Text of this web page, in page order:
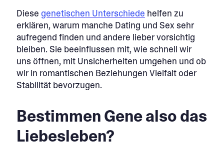
Diese genetischen Unterschiede helfen zu
erklären, warum manche Dating und Sex sehr
aufregend finden und andere lieber vorsichtig
bleiben. Sie beeinflussen mit, wie schnell wir
uns öffnen, mit Unsicherheiten umgehen und ob
wir in romantischen Beziehungen Vielfalt oder
Stabilität bevorzugen.
Bestimmen Gene also das
Liebesleben?